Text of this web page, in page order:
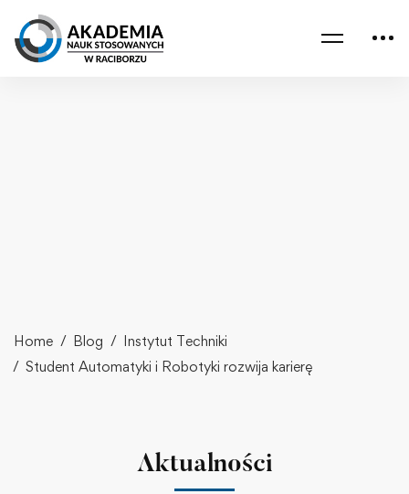
Home Blog
Instytut Techniki
Student Automatyki i Robotyki rozwija karierę
Aktualności